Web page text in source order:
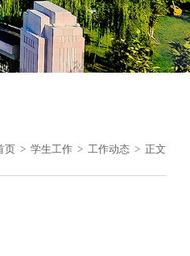
页 > 学生工作 > 工作动态 > 正文